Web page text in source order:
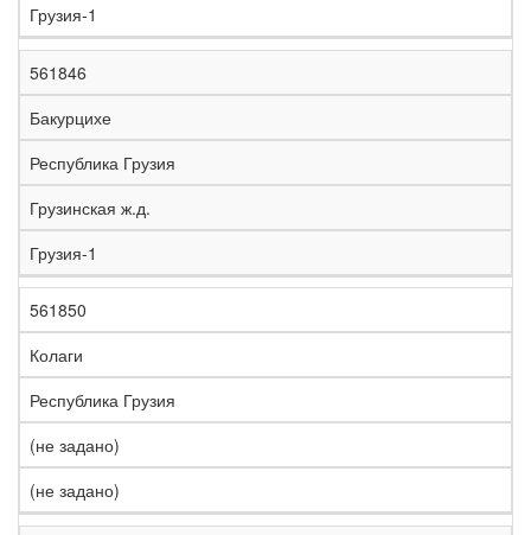
Грузия-1
561846
Бакурцихе
Республика Грузия
Грузинская ж.д.
Грузия-1
561850
Колаги
Республика Грузия
(не задано)
(не задано)